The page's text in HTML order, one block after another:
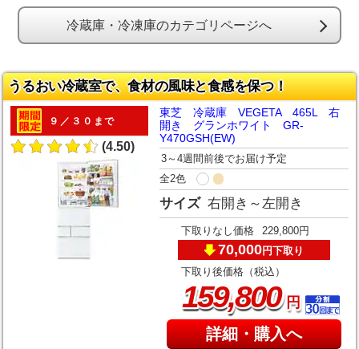
冷蔵庫・冷凍庫のカテゴリページへ
うるおい冷蔵室で、食材の風味と食感を保つ！
９／３０まで
(4.50)
東芝 冷蔵庫 VEGETA 465L 右
開き グランホワイト GR-
Y470GSH(EW)
3～4週間前後でお届け予定
全2色
サイズ 右開き～左開き
下取りなし価格 229,800円
70,000円下取り
下取り後価格（税込）
159,800円
詳細・購入へ